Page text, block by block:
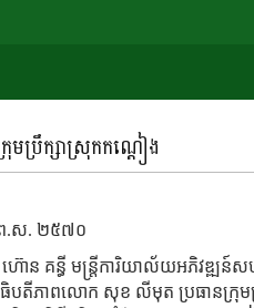
មប្រឹក្សាស្រុកកណ្តៀង
ព.ស. ២៥៧០
ោន គន្ធី មន្ត្រីការិយាល័យអភិវឌ្ឍន៍
តីភាពលោក សុខ លីមុត ប្រធានក្រុ